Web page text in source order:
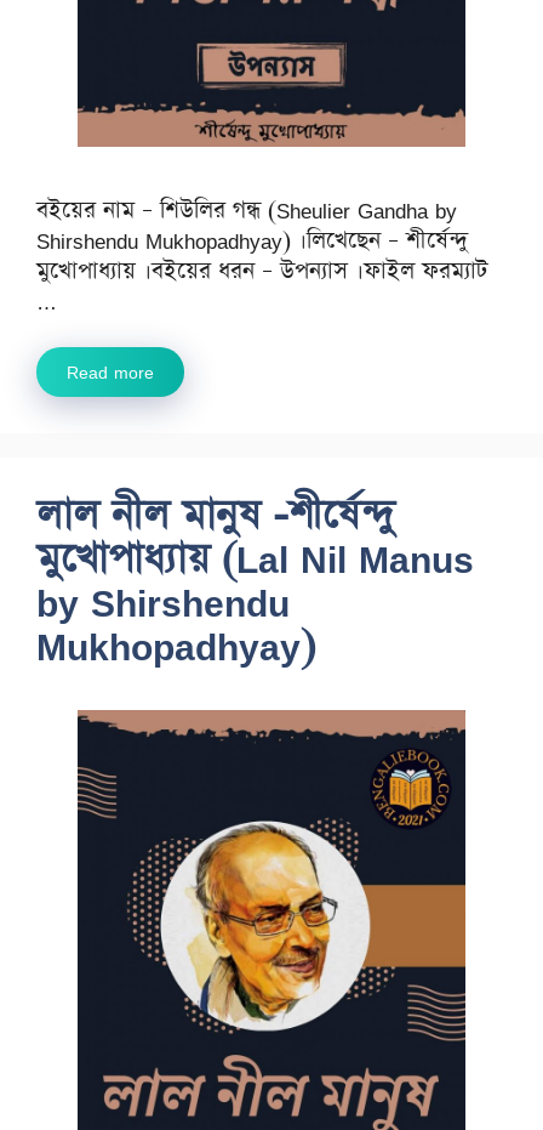
বইয়ের নাম – শিউলির গন্ধ (Sheulier Gandha by
Shirshendu Mukhopadhyay) ।লিখেছেন – শীর্ষেন্দু
মুখোপাধ্যায় ।বইয়ের ধরন – উপন্যাস ।ফাইল ফরম্যাট
…
Read more
লাল নীল মানুষ -শীর্ষেন্দু
মুখোপাধ্যায় (Lal Nil Manus
by Shirshendu
Mukhopadhyay)